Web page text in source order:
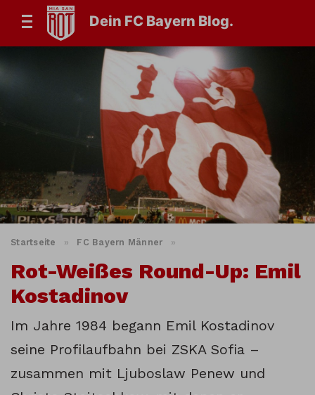
Dein FC Bayern Blog.
Startseite » FC Bayern Männer »
Rot-Weißes Round-Up: Emil
Kostadinov
Im Jahre 1984 begann Emil Kostadinov
seine Profilaufbahn bei ZSKA Sofia –
zusammen mit Ljuboslaw Penew und